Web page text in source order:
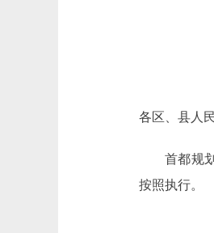
各区、县人
首都规划
按照执行。